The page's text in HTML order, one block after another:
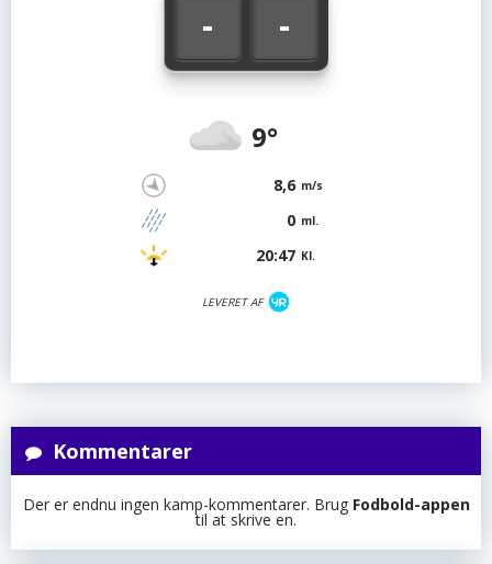
- -
9°
8,6 m/s
0 ml.
20:47 Kl.
LEVERET AF
Kommentarer
Der er endnu ingen kamp-kommentarer. Brug Fodbold-appen
til at skrive en.